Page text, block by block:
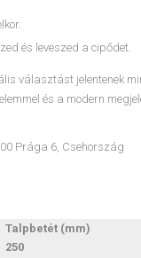
és leveszed a cipődet.
választást jelentenek
és a modern
Prága 6, Csehország
Talpbetét (mm)
250